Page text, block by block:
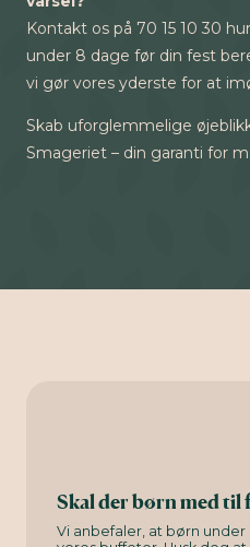
Kontakt os på 70 15 10 30
under 8 dage før din fest
vi gør vores yderste for at
Skab uforglemmelige
Smageriet – din garanti for
Skal der børn med til
Vi anbefaler, at børn